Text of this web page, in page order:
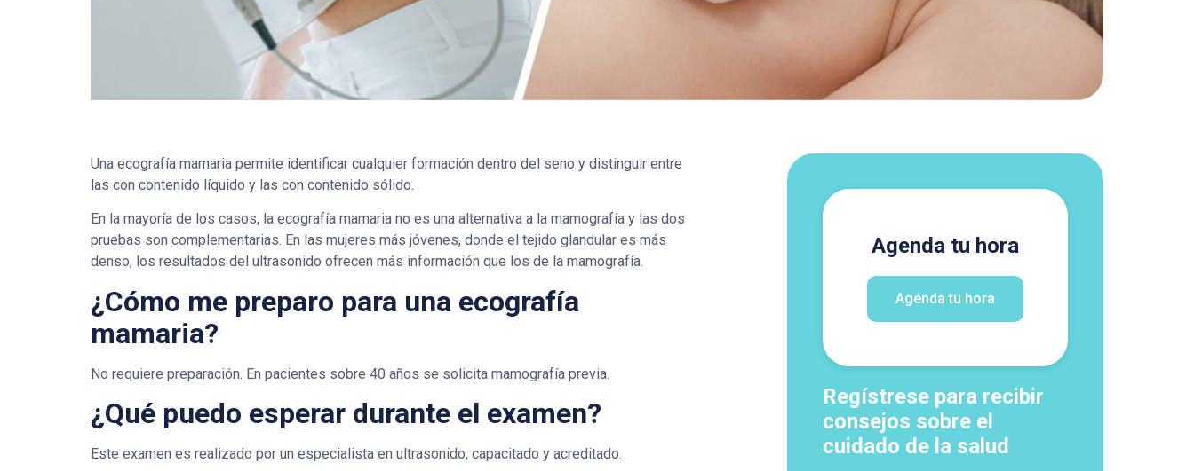
Una ecografía mamaria permite identificar cualquier formación dentro del seno y distinguir entre
las con contenido líquido y las con contenido sólido.
En la mayoría de los casos, la ecografía mamaria no es una alternativa a la mamografía y las dos
pruebas son complementarias. En las mujeres más jóvenes, donde el tejido glandular es más
denso, los resultados del ultrasonido ofrecen más información que los de la mamografía.
¿Cómo me preparo para una ecografía
mamaria?
No requiere preparación. En pacientes sobre 40 años se solicita mamografía previa.
¿Qué puedo esperar durante el examen?
Este examen es realizado por un especialista en ultrasonido, capacitado y acreditado.
Agenda tu hora
Agenda tu hora
Regístrese para recibir
consejos sobre el
cuidado de la salud